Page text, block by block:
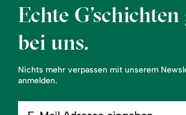
Echte G’schichten
bei uns.
Nichts mehr verpassen mit unserem
anmelden.